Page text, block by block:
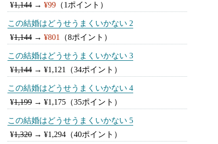
¥1,144 → ¥99 （1ポイント）
この結婚はどうせうまくいかない 2
¥1,144 → ¥801 （8ポイント）
この結婚はどうせうまくいかない 3
¥1,144 → ¥1,121 （34ポイント）
この結婚はどうせうまくいかない 4
¥1,199 → ¥1,175 （35ポイント）
この結婚はどうせうまくいかない 5
¥1,320 → ¥1,294 （40ポイント）